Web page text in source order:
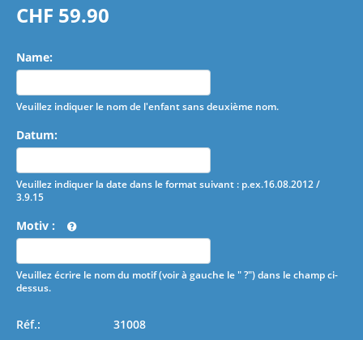
CHF 59.90
Name:
Veuillez indiquer le nom de l'enfant sans deuxième nom.
Datum:
Veuillez indiquer la date dans le format suivant : p.ex.16.08.2012 /
3.9.15
​Motiv :
Veuillez écrire le nom du motif (voir à gauche le " ?") dans le champ ci-
dessus.
Réf.:
31008